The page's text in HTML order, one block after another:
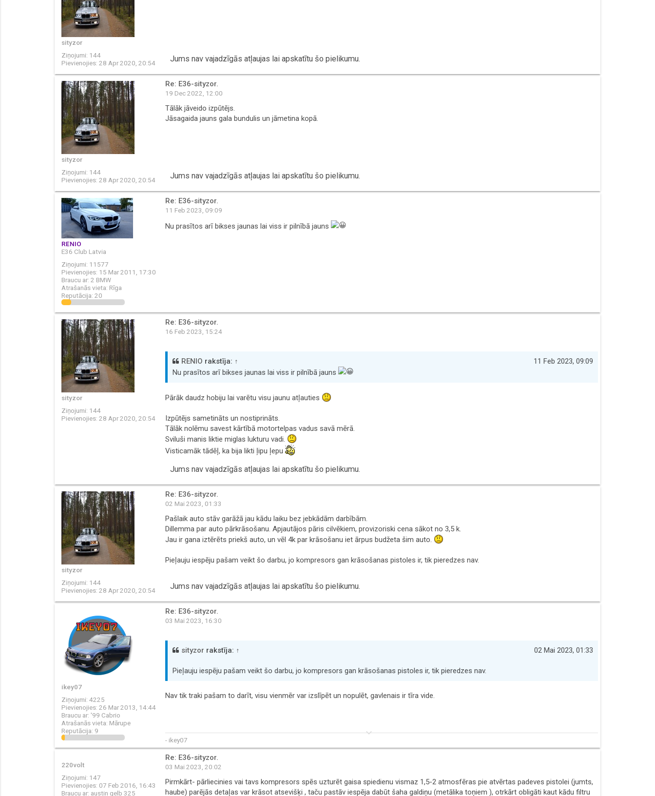
sityzor
Ziņojumi: 144
Pievienojies: 28 Apr 2020, 20:54 Jums nav vajadzīgās atļaujas lai apskatītu šo pielikumu.
sityzor
Ziņojumi: 144
Pievienojies: 28 Apr 2020, 20:54
Re: E36-sityzor.
19 Dec 2022, 12:00
Tālāk jāveido izpūtējs.
Jāsagaida jauns gala bundulis un jāmetina kopā.
Jums nav vajadzīgās atļaujas lai apskatītu šo pielikumu.
RENIO
E36 Club Latvia
Ziņojumi: 11577
Pievienojies: 15 Mar 2011, 17:30
Braucu ar: 2 BMW
Atrašanās vieta: Rīga
Reputācija: 20
Re: E36-sityzor.
11 Feb 2023, 09:09
Nu prasītos arī bikses jaunas lai viss ir pilnībā jauns
sityzor
Ziņojumi: 144
Pievienojies: 28 Apr 2020, 20:54
Re: E36-sityzor.
16 Feb 2023, 15:24
RENIO rakstīja: ↑
11 Feb 2023, 09:09
Nu prasītos arī bikses jaunas lai viss ir pilnībā jauns
Pārāk daudz hobiju lai varētu visu jaunu atļauties
Izpūtējs sametināts un nostiprināts.
Tālāk nolēmu savest kārtībā motortelpas vadus savā mērā.
Sviluši manis liktie miglas lukturu vadi.
Visticamāk tādēļ, ka bija likti ļipu ļepu
Jums nav vajadzīgās atļaujas lai apskatītu šo pielikumu.
sityzor
Ziņojumi: 144
Pievienojies: 28 Apr 2020, 20:54
Re: E36-sityzor.
02 Mai 2023, 01:33
Pašlaik auto stāv garāžā jau kādu laiku bez jebkādām darbībām.
Dillemma par auto pārkrāsošanu. Apjautājos pāris cilvēkiem, provizoriski cena sākot no 3,5 k.
Jau ir gana iztērēts priekš auto, un vēl 4k par krāsošanu iet ārpus budžeta šim auto.
Pieļauju iespēju pašam veikt šo darbu, jo kompresors gan krāsošanas pistoles ir, tik pieredzes nav.
Jums nav vajadzīgās atļaujas lai apskatītu šo pielikumu.
ikey07
Ziņojumi: 4225
Pievienojies: 26 Mar 2013, 14:44
Braucu ar: '99 Cabrio
Atrašanās vieta: Mārupe
Reputācija: 9
Re: E36-sityzor.
03 Mai 2023, 16:30
sityzor rakstīja: ↑ 02 Mai 2023, 01:33
Pieļauju iespēju pašam veikt šo darbu, jo kompresors gan krāsošanas pistoles ir, tik pieredzes nav.
Nav tik traki pašam to darīt, visu vienmēr var izslīpēt un nopulēt, gavlenais ir tīra vide.
keyboard_arrow_down
- ikey07
220volt
Ziņojumi: 147
Pievienojies: 07 Feb 2016, 16:43
Braucu ar: austin gelb 325
Re: E36-sityzor.
03 Mai 2023, 20:02
Pirmkārt- pārliecinies vai tavs kompresors spēs uzturēt gaisa spiedienu vismaz 1,5-2 atmosfēras pie atvērtas padeves pistolei (jumts,
haube) parējās detaļas var krāsot atsevišķi , taču pastāv iespēja dabūt šaha galdiņu (metālika toņiem ), otrkārt obligāti kaut kādu filtru